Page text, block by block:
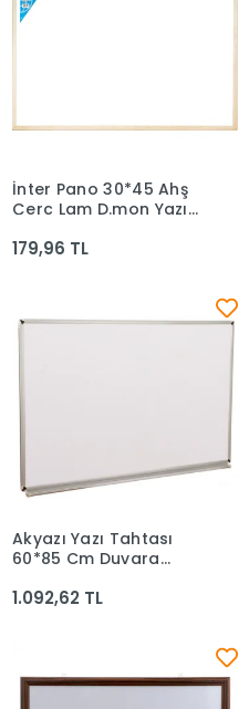
Sepete Ekle
İnter Pano 30*45 Ahş
Çerc Lam D.mon Yazı
179,96 TL
Sepete Ekle
Akyazı Yazı Tahtası
60*85 Cm Duvara
1.092,62 TL